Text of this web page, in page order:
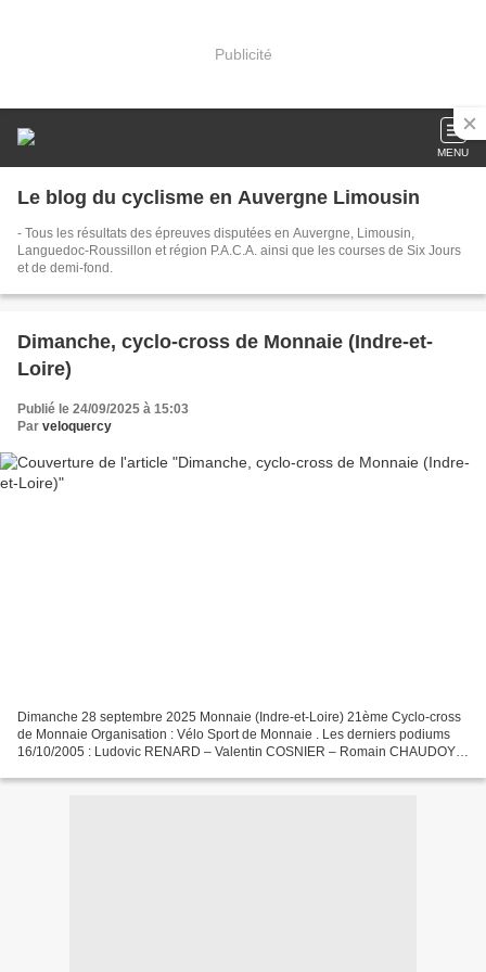
Publicité
MENU
Le blog du cyclisme en Auvergne Limousin
- Tous les résultats des épreuves disputées en Auvergne, Limousin,
Languedoc-Roussillon et région P.A.C.A. ainsi que les courses de Six Jours
et de demi-fond.
Dimanche, cyclo-cross de Monnaie (Indre-et-
Loire)
Publié le 24/09/2025 à 15:03
Par veloquercy
Dimanche 28 septembre 2025 Monnaie (Indre-et-Loire) 21ème Cyclo-cross
de Monnaie Organisation : Vélo Sport de Monnaie . Les derniers podiums
16/10/2005 : Ludovic RENARD – Valentin COSNIER – Romain CHAUDOY